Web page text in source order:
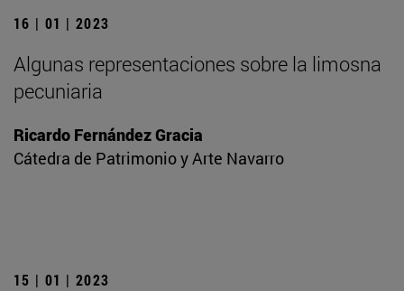
16 | 01 | 2023
Algunas representaciones sobre la limosna
pecuniaria
Ricardo Fernández Gracia
Cátedra de Patrimonio y Arte Navarro
15 | 01 | 2023